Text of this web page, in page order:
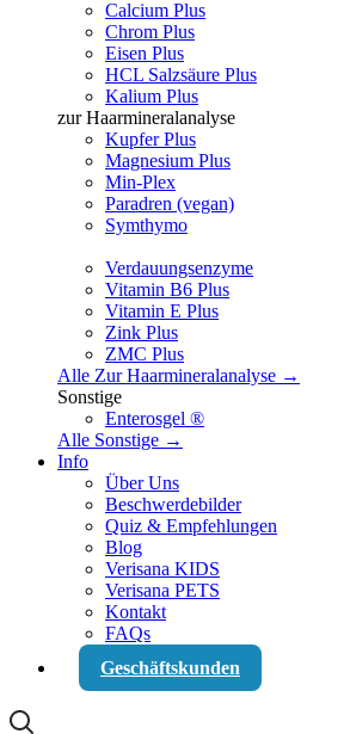
Calcium Plus
Chrom Plus
Eisen Plus
HCL Salzsäure Plus
Kalium Plus
zur Haarmineralanalyse
Kupfer Plus
Magnesium Plus
Min-Plex
Paradren (vegan)
Symthymo
Verdauungsenzyme
Vitamin B6 Plus
Vitamin E Plus
Zink Plus
ZMC Plus
Alle Zur Haarmineralanalyse →
Sonstige
Enterosgel ®
Alle Sonstige →
Info
Über Uns
Beschwerdebilder
Quiz & Empfehlungen
Blog
Verisana KIDS
Verisana PETS
Kontakt
FAQs
Geschäftskunden